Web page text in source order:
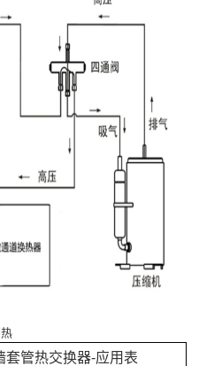
套管热交换器-应用表